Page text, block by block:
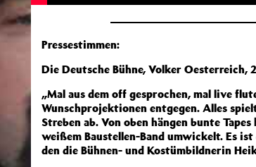
Pressestimmen:
Die Deutsche Bühne, Volker Oesterreich,
„Mal aus dem off gesprochen, mal live
Wunschprojektionen entgegen. Alles
Streben ab. Von oben hängen bunte
weißem Baustellen-Band umwickelt. Es
den die Bühnen- und Kostümbildnerin